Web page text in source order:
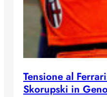
Tensione al
Skorupski in